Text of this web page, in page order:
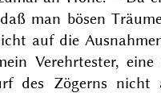
man bösen
auf die
Verehrtester, eine
des Zögerns nicht